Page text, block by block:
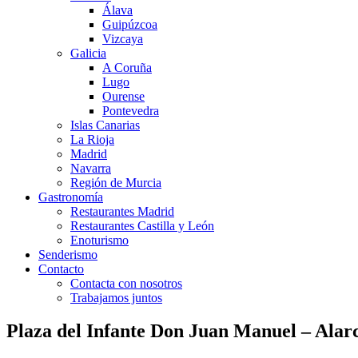
Álava
Guipúzcoa
Vizcaya
Galicia
A Coruña
Lugo
Ourense
Pontevedra
Islas Canarias
La Rioja
Madrid
Navarra
Región de Murcia
Gastronomía
Restaurantes Madrid
Restaurantes Castilla y León
Enoturismo
Senderismo
Contacto
Contacta con nosotros
Trabajamos juntos
Plaza del Infante Don Juan Manuel –